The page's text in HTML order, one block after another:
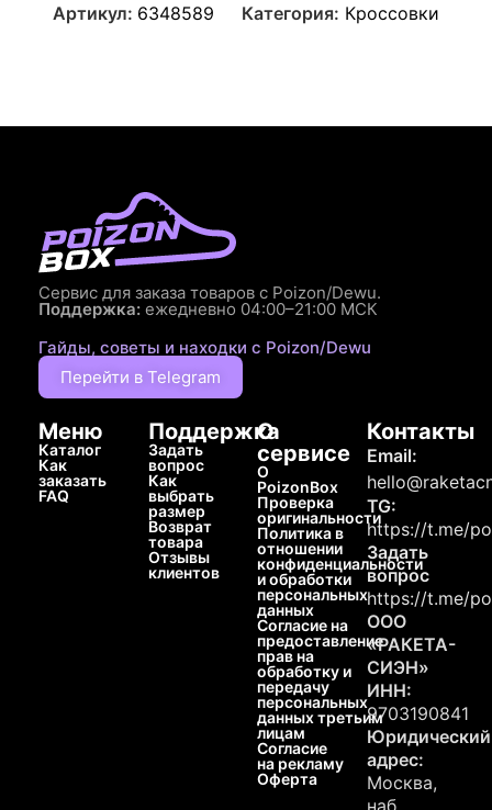
Артикул: 6348589 Категория: Кроссовки
Сервис для заказа товаров с Poizon/Dewu.
Поддержка: ежедневно 04:00–21:00 МСК
Гайды, советы и находки с Poizon/Dewu
Перейти в Telegram
Меню
Каталог
Как
заказать
FAQ
Поддержка
Задать
вопрос
Как
выбрать
размер
Возврат
товара
Отзывы
клиентов
О
сервисе
О
PoizonBox
Проверка
оригинальности
Политика в
отношении
конфиденциальности
и обработки
персональных
данных
Согласие на
предоставление
прав на
обработку и
передачу
персональных
данных третьим
лицам
Согласие
на рекламу
Оферта
Контакты
Email:
TG:
https://t.me/
Задать
вопрос
https://t.me/
ООО
«РАКЕТА-
СИЭН»
ИНН:
9703190841
Юридический
адрес:
Москва,
наб.